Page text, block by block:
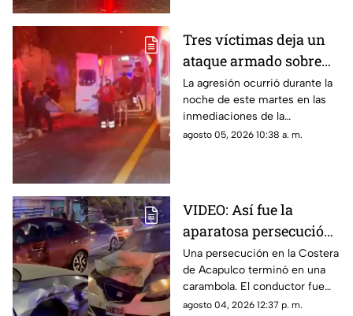
Tres víctimas deja un
ataque armado sobre
carretera federal de
Iguala
La agresión ocurrió durante la
noche de este martes en las
inmediaciones de la
comunidad de El Naranjo.
agosto 05, 2026 10:38 a. m.
VIDEO: Así fue la
aparatosa persecución
que terminó en
carambola en la
Costera de Acapulco
Una persecución en la Costera
de Acapulco terminó en una
carambola. El conductor fue
detenido y reportan personas
agosto 04, 2026 12:37 p. m.